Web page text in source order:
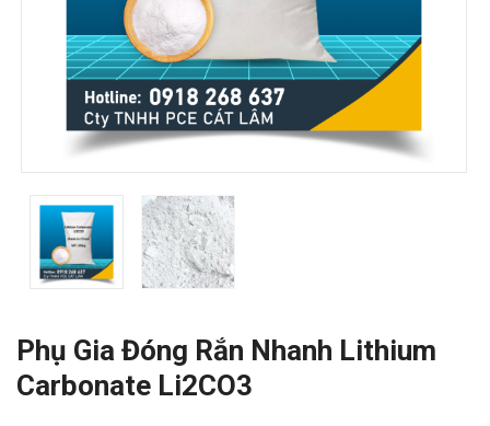
Phụ Gia Đóng Rắn Nhanh Lithium
Carbonate Li2CO3